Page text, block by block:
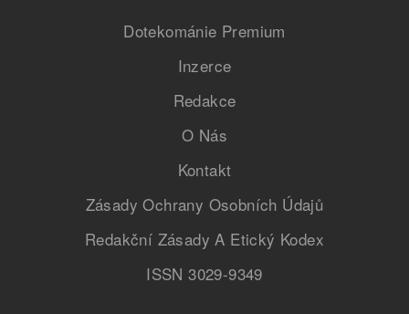
Dotekománie Premium
Inzerce
Redakce
O Nás
Kontakt
Zásady Ochrany Osobních Údajů
Redakční Zásady A Etický Kodex
ISSN 3029-9349